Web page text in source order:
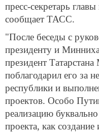
пресс-секретарь
сообщает ТАСС.
"После беседы с
президенту и
президент
поблагодарил его за
республики и
проектов. Особо
реализацию
проекта, как